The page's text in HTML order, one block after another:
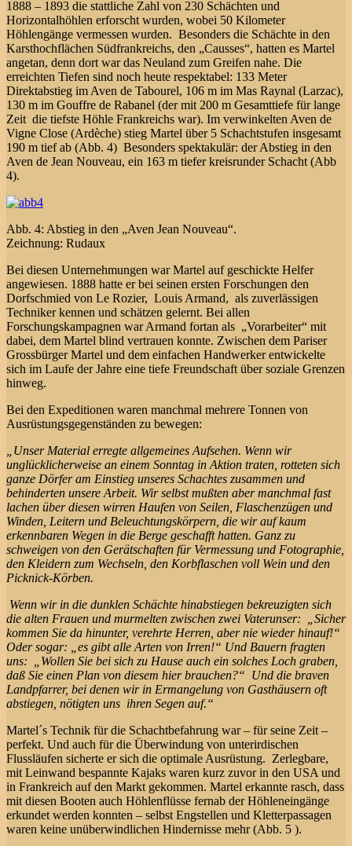
1888 – 1893 die stattliche Zahl von 230 Schächten und
Horizontalhöhlen erforscht wurden, wobei 50 Kilometer
Höhlengänge vermessen wurden. Besonders die Schächte in den
Karsthochflächen Südfrankreichs, den „Causses“, hatten es Martel
angetan, denn dort war das Neuland zum Greifen nahe. Die
erreichten Tiefen sind noch heute respektabel: 133 Meter
Direktabstieg im Aven de Tabourel, 106 m im Mas Raynal (Larzac),
130 m im Gouffre de Rabanel (der mit 200 m Gesamttiefe für lange
Zeit die tiefste Höhle Frankreichs war). Im verwinkelten Aven de
Vigne Close (Ardèche) stieg Martel über 5 Schachtstufen insgesamt
190 m tief ab (Abb. 4) Besonders spektakulär: der Abstieg in den
Aven de Jean Nouveau, ein 163 m tiefer kreisrunder Schacht (Abb
4).
Abb. 4: Abstieg in den „Aven Jean Nouveau“.
Zeichnung: Rudaux
Bei diesen Unternehmungen war Martel auf geschickte Helfer
angewiesen. 1888 hatte er bei seinen ersten Forschungen den
Dorfschmied von Le Rozier, Louis Armand, als zuverlässigen
Techniker kennen und schätzen gelernt. Bei allen
Forschungskampagnen war Armand fortan als „Vorarbeiter“ mit
dabei, dem Martel blind vertrauen konnte. Zwischen dem Pariser
Grossbürger Martel und dem einfachen Handwerker entwickelte
sich im Laufe der Jahre eine tiefe Freundschaft über soziale Grenzen
hinweg.
Bei den Expeditionen waren manchmal mehrere Tonnen von
Ausrüstungsgegenständen zu bewegen:
„Unser Material erregte allgemeines Aufsehen. Wenn wir
unglücklicherweise an einem Sonntag in Aktion traten, rotteten sich
ganze Dörfer am Einstieg unseres Schachtes zusammen und
behinderten unsere Arbeit. Wir selbst mußten aber manchmal fast
lachen über diesen wirren Haufen von Seilen, Flaschenzügen und
Winden, Leitern und Beleuchtungskörpern, die wir auf kaum
erkennbaren Wegen in die Berge geschafft hatten. Ganz zu
schweigen von den Gerätschaften für Vermessung und Fotographie,
den Kleidern zum Wechseln, den Korbflaschen voll Wein und den
Picknick-Körben.
Wenn wir in die dunklen Schächte hinabstiegen bekreuzigten sich
die alten Frauen und murmelten zwischen zwei Vaterunser: „Sicher
kommen Sie da hinunter, verehrte Herren, aber nie wieder hinauf!“
Oder sogar: „es gibt alle Arten von Irren!“ Und Bauern fragten
uns: „Wollen Sie bei sich zu Hause auch ein solches Loch graben,
daß Sie einen Plan von diesem hier brauchen?“ Und die braven
Landpfarrer, bei denen wir in Ermangelung von Gasthäusern oft
abstiegen, nötigten uns ihren Segen auf.“
Martel´s Technik für die Schachtbefahrung war – für seine Zeit –
perfekt. Und auch für die Überwindung von unterirdischen
Flussläufen sicherte er sich die optimale Ausrüstung. Zerlegbare,
mit Leinwand bespannte Kajaks waren kurz zuvor in den USA und
in Frankreich auf den Markt gekommen. Martel erkannte rasch, dass
mit diesen Booten auch Höhlenflüsse fernab der Höhleneingänge
erkundet werden konnten – selbst Engstellen und Kletterpassagen
waren keine unüberwindlichen Hindernisse mehr (Abb. 5 ).